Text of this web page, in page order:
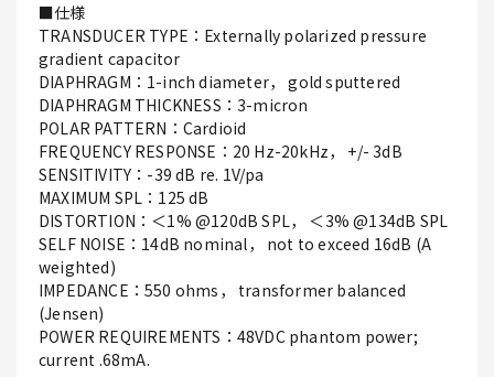
■仕様
TRANSDUCER TYPE：Externally polarized pressure
gradient capacitor
DIAPHRAGM：1-inch diameter， gold sputtered
DIAPHRAGM THICKNESS：3-micron
POLAR PATTERN：Cardioid
FREQUENCY RESPONSE：20 Hz-20kHz， +/- 3dB
SENSITIVITY：-39 dB re. 1V/pa
MAXIMUM SPL：125 dB
DISTORTION：＜1% @120dB SPL， ＜3% @134dB SPL
SELF NOISE：14dB nominal， not to exceed 16dB (A
weighted)
IMPEDANCE：550 ohms， transformer balanced
(Jensen)
POWER REQUIREMENTS：48VDC phantom power;
current .68mA.